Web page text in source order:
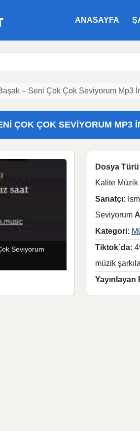
ANASAYFA
– Seni Çok Çok Seviyorum Mp3
ÇOK ÇOK SEVIYORUM MP3
Seviyorum
Dosya
Kalite
Sanatçı:
Seviyorum
Kategori:
Tiktok`da:
müzik
Yayınlayan